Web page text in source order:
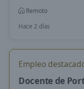
Remoto
Hace 2 días
Empleo
Docente de